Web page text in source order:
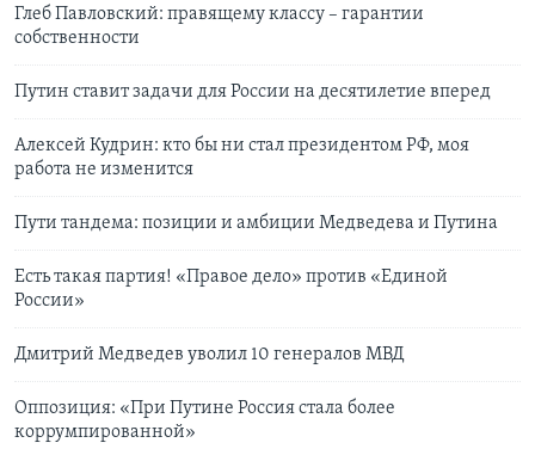
Глеб Павловский: правящему классу – гарантии
собственности
Путин ставит задачи для России на десятилетие вперед
Алексей Кудрин: кто бы ни стал президентом РФ, моя
работа не изменится
Пути тандема: позиции и амбиции Медведева и Путина
Есть такая партия! «Правое дело» против «Единой
России»
Дмитрий Медведев уволил 10 генералов МВД
Оппозиция: «При Путине Россия стала более
коррумпированной»